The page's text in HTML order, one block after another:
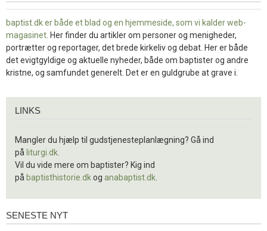
baptist.dk er både et blad og en hjemmeside, som vi kalder web-
magasinet . Her finder du artikler om personer og menigheder,
portrætter og reportager, det brede kirkeliv og debat. Her er både
det evigtgyldige og aktuelle nyheder, både om baptister og andre
kristne, og samfundet generelt. Det er en guldgrube at grave i.
LINKS
Mangler du hjælp til gudstjenesteplanlægning? Gå ind
på liturgi.dk
Vil du vide mere om baptister? Kig ind
på baptisthistorie.dkog anabaptist.dk
Seneste
SENESTE NYT